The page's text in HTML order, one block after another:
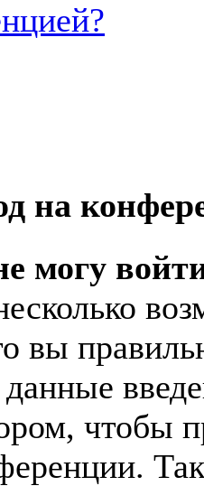
на
могу
вы
чтобы